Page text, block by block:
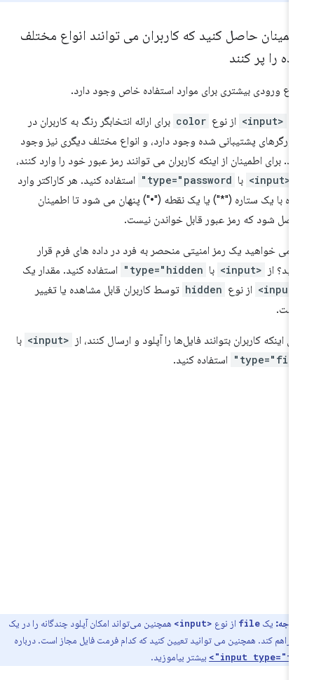
حاصل کنید که کاربران می توانند انواع مختلف
را پر کنند
ورودی بیشتری برای موارد استفاده خاص وجود دارد.
از نوع color برای ارائه انتخابگر رنگ به کاربران در
پشتیبانی شده وجود دارد، و انواع مختلف دیگری نیز وجود
برای اطمینان از اینکه کاربران می توانند رمز عبور خود را وارد کنند،
با type="password"
استفاده کنید. هر کاراکتر وارد
با یک ستاره ("*") یا یک نقطه ("•") پنهان می شود تا اطمینان
شود که رمز عبور قابل خواندن نیست.
می خواهید یک رمز امنیتی منحصر به فرد در داده های فرم قرار
از <input> با type="hidden" استفاده کنید. مقدار یک
از نوع hidden توسط کاربران قابل مشاهده یا تغییر
اینکه کاربران بتوانند فایل‌ها را آپلود و ارسال کنند، از <input> با
استفاده کنید.
یکfileاز نوع <input>
همچنین می‌تواند امکان آپلود چندگانه را در یک
فراهم کند. همچنین می توانید تعیین کنید که کدام فرمت فایل مجاز است. درباره
بیشتر بیاموزید.